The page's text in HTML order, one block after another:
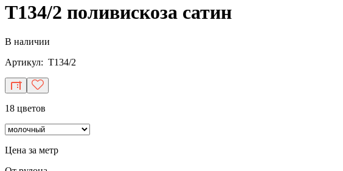
T134/2 поливискоза сатин
В наличии
Артикул: T134/2
18 цветов
Цена за метр